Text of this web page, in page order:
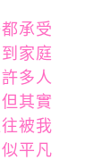
承受
家庭
多人
其實
被我
平凡